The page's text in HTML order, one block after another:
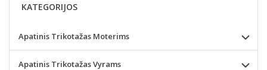
KATEGORIJOS
Apatinis Trikotažas Moterims
Apatinis Trikotažas Vyrams